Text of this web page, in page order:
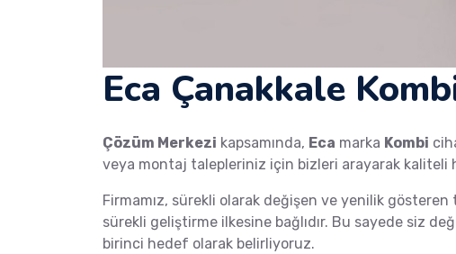
Eca Çanakkale
Çözüm Merkezi kapsamında, Eca marka Kombi
veya montaj talepleriniz için bizleri arayarak
Firmamız, sürekli olarak değişen ve yenilik
sürekli geliştirme ilkesine bağlıdır. Bu sayede siz
birinci hedef olarak belirliyoruz.